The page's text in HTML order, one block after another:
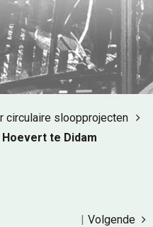
circulaire sloopprojecten
te Didam
Volgende
|